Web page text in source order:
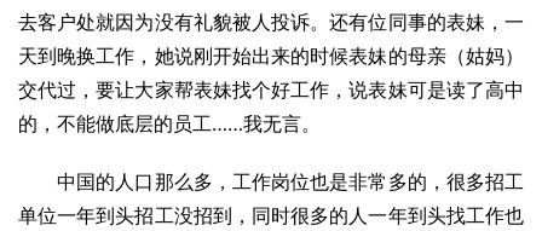
去客户处就因为没有礼貌被人投诉。还有位同事的表妹，一
天到晚换工作，她说刚开始出来的时候表妹的母亲（姑妈）
交代过，要让大家帮表妹找个好工作，说表妹可是读了高中
的，不能做底层的员工……我无言。
中国的人口那么多，工作岗位也是非常多的，很多招工
单位一年到头招工没招到，同时很多的人一年到头找工作也